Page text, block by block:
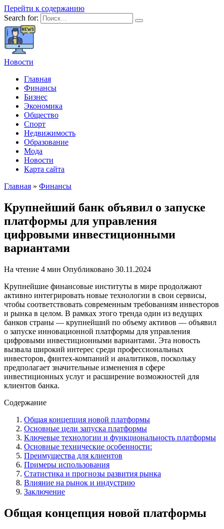
Перейти к содержанию
Search for:
Новости
Главная
Финансы
Бизнес
Экономика
Общество
Спорт
Недвижимость
Образование
Мода
Новости
Карта сайта
Главная » Финансы
Крупнейший банк объявил о запуске
платформы для управления
цифровыми инвестиционными
вариантами
На чтение 4 мин Опубликовано 30.11.2024
Крупнейшие финансовые институты в мире продолжают
активно интегрировать новые технологии в свои сервисы,
чтобы соответствовать современным требованиям инвесторов
и рынка в целом. В рамках этого тренда один из ведущих
банков страны — крупнейший по объему активов — объявил
о запуске инновационной платформы для управления
цифровыми инвестиционными вариантами. Эта новость
вызвала широкий интерес среди профессиональных
инвесторов, финтех-компаний и аналитиков, поскольку
предполагает значительные изменения в сфере
инвестиционных услуг и расширение возможностей для
клиентов банка.
Содержание
Общая концепция новой платформы
Основные цели запуска платформы
Ключевые технологии и функциональность платформы
Основные технические особенности:
Преимущества для клиентов
Примеры использования
Статистика и прогнозы развития рынка
Влияние на рынок и индустрию
Заключение
Общая концепция новой платформы